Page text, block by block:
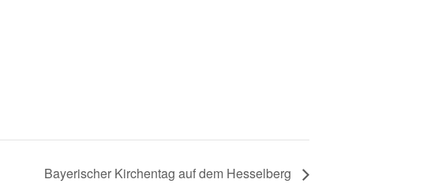
Bayerischer Kirchentag auf dem Hesselberg